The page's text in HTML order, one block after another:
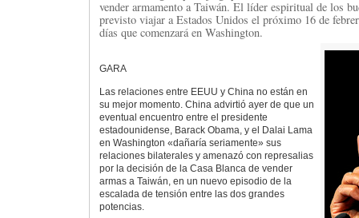
vender armamento a Taiwán. El líder espiritual de los
previsto viajar a Estados Unidos el próximo 16 de
días que comenzará en Washington.
GARA
Las relaciones entre EEUU y China no están en
su mejor momento. China advirtió ayer de que un
eventual encuentro entre el presidente
estadounidense, Barack Obama, y el Dalai Lama
en Washington «dañaría seriamente» sus
relaciones bilaterales y amenazó con represalias
por la decisión de la Casa Blanca de vender
armas a Taiwán, en un nuevo episodio de la
escalada de tensión entre las dos grandes
potencias.